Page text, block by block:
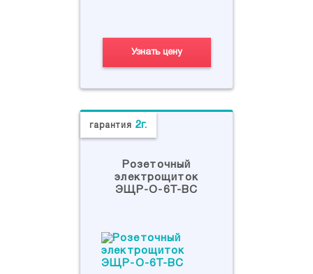
Узнать цену
гарантия 2г.
Розеточный
электрощиток
ЭЩР-О-6Т-ВС